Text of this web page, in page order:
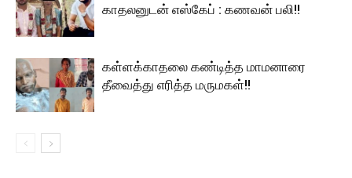
காதலனுடன் எஸ்கேப் : கணவன் பலி!!
கள்ளக்காதலை கண்டித்த மாமனாரை
தீவைத்து எரித்த மருமகள்!!